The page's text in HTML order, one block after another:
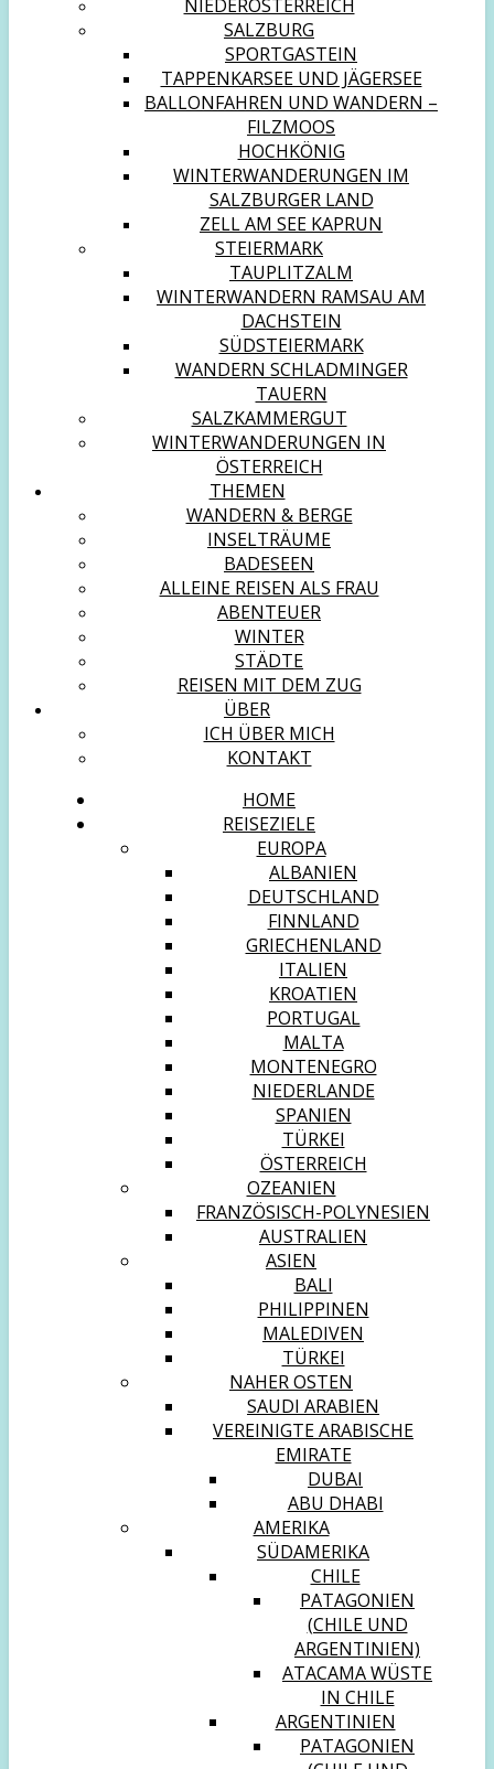
NIEDERÖSTERREICH
SALZBURG
SPORTGASTEIN
TAPPENKARSEE UND JÄGERSEE
BALLONFAHREN UND WANDERN –
FILZMOOS
HOCHKÖNIG
WINTERWANDERUNGEN IM
SALZBURGER LAND
ZELL AM SEE KAPRUN
STEIERMARK
TAUPLITZALM
WINTERWANDERN RAMSAU AM
DACHSTEIN
SÜDSTEIERMARK
WANDERN SCHLADMINGER
TAUERN
SALZKAMMERGUT
WINTERWANDERUNGEN IN
ÖSTERREICH
THEMEN
WANDERN & BERGE
INSELTRÄUME
BADESEEN
ALLEINE REISEN ALS FRAU
ABENTEUER
WINTER
STÄDTE
REISEN MIT DEM ZUG
ÜBER
ICH ÜBER MICH
KONTAKT
HOME
REISEZIELE
EUROPA
ALBANIEN
DEUTSCHLAND
FINNLAND
GRIECHENLAND
ITALIEN
KROATIEN
PORTUGAL
MALTA
MONTENEGRO
NIEDERLANDE
SPANIEN
TÜRKEI
ÖSTERREICH
OZEANIEN
FRANZÖSISCH-POLYNESIEN
AUSTRALIEN
ASIEN
BALI
PHILIPPINEN
MALEDIVEN
TÜRKEI
NAHER OSTEN
SAUDI ARABIEN
VEREINIGTE ARABISCHE
EMIRATE
DUBAI
ABU DHABI
AMERIKA
SÜDAMERIKA
CHILE
PATAGONIEN
(CHILE UND
ARGENTINIEN)
ATACAMA WÜSTE
IN CHILE
ARGENTINIEN
PATAGONIEN